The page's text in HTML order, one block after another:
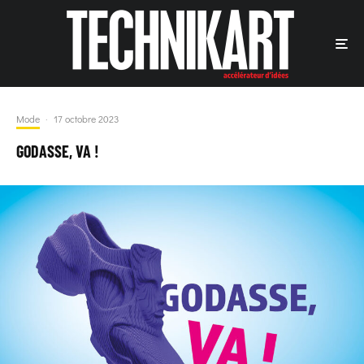
Mode · 17 octobre 2023
GODASSE, VA !